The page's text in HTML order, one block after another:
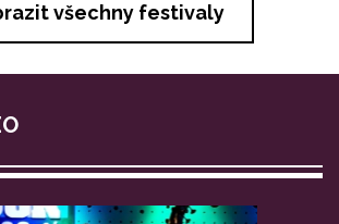
všechny festivaly